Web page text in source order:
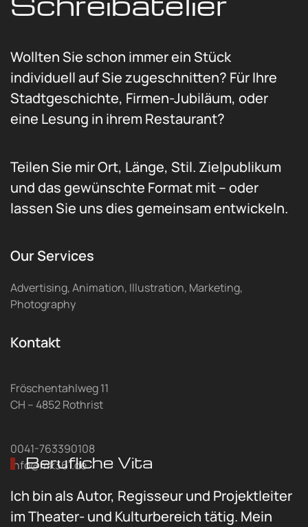
Wollten Sie schon immer ein Stück
individuell auf Sie zugeschnitten? Für Ihre
Stadtgeschichte, Firmen-Jubiläum, oder
eine Lesung in ihrem Restaurant?
Teilen Sie mir Ort, Länge, Stil. Zielpublikum
und das gewünschte Format mit – oder
lassen Sie uns dies gemeinsam entwickeln.
Our Services
Advertising, Animation, Illustration, Marketing,
Photography
Kontakt
Fröschentahlweg 11
CH – 4852 Rothrist
0041-763390108
info@mk361.de
Berufliche Vita
Ich bin als Autor, Regisseur und Projektleiter
im Theater- und Kulturbereich tätig. Mein